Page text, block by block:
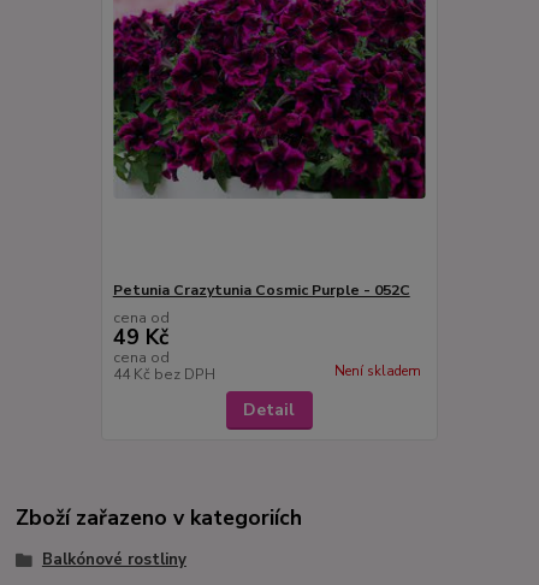
Petunia Crazytunia Cosmic Purple - 052C
cena od
49 Kč
cena od
44 Kč bez DPH Není skladem
Detail
Zboží zařazeno v kategoriích
Balkónové rostliny